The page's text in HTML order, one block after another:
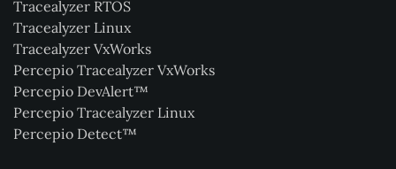
Tracealyzer RTOS
Tracealyzer Linux
Tracealyzer VxWorks
Percepio Tracealyzer VxWorks
Percepio DevAlert™
Percepio Tracealyzer Linux
Percepio Detect™